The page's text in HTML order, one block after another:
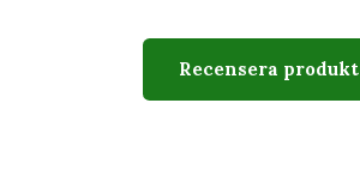
Svårighetsgrad Lätt till medel
Recensera produkt